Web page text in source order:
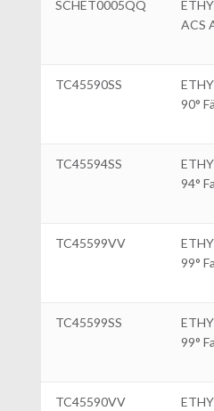
SCHET0005QQ
ACS
TC45590SS
90°
TC45594SS
94°
TC45599VV
99°
TC45599SS
99°
TC45590VV